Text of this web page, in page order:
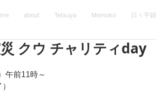
about Tetsuya Momoko 日々平鍋
クウ チャリティday
午前11時～